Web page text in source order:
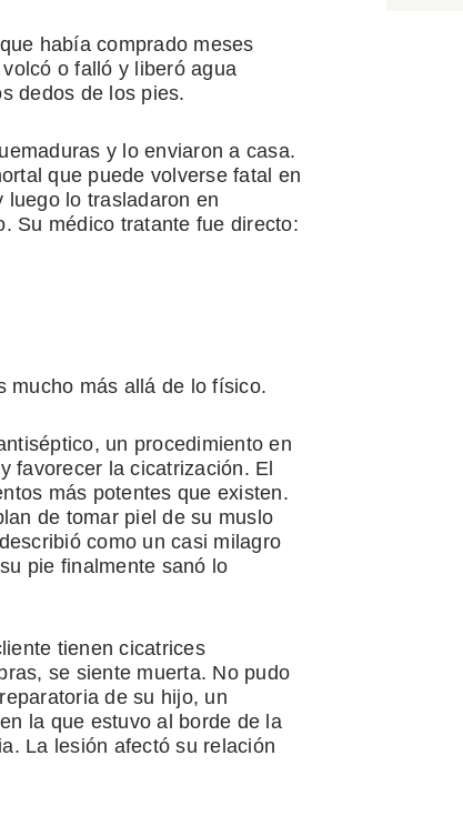
había comprado meses
o falló y liberó agua
dedos de los pies.
y lo enviaron a casa.
que puede volverse fatal en
lo trasladaron en
Su médico tratante fue directo:
mucho más allá de lo físico.
un procedimiento en
favorecer la cicatrización. El
más potentes que existen.
de tomar piel de su muslo
como un casi milagro
pie finalmente sanó lo
tienen cicatrices
se siente muerta. No pudo
de su hijo, un
la que estuvo al borde de la
La lesión afectó su relación